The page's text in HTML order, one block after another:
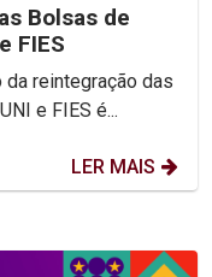
Bolsas de
FIES
e FIES é...
LER MAIS